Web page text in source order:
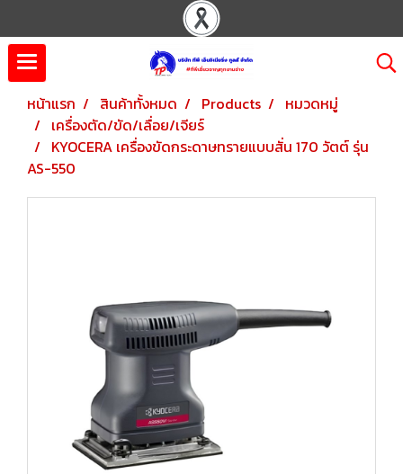
หน้าแรก สินค้าทั้งหมด Products
หมวดหมู่
เครื่องตัด/ขัด/เลื่อย/เจียร์
KYOCERA เครื่องขัดกระดาษทรายแบบสั่น 170 วัตต์ รุ่น
AS-550